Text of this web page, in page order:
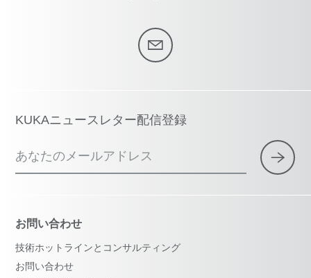
KUKAニュースレター配信登録
あなたのメールアドレス
お問い合わせ
技術ホットラインとコンサルティング
お問い合わせ